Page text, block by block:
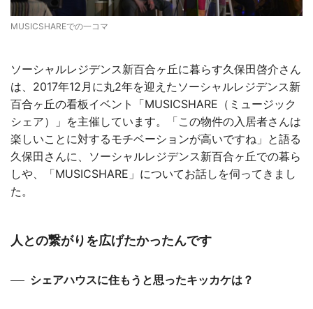
MUSICSHAREでの一コマ
ソーシャルレジデンス新百合ヶ丘に暮らす久保田啓介さん
は、2017年12月に丸2年を迎えたソーシャルレジデンス新
百合ヶ丘の看板イベント「MUSICSHARE（ミュージック
シェア）」を主催しています。「この物件の入居者さんは
楽しいことに対するモチベーションが高いですね」と語る
久保田さんに、ソーシャルレジデンス新百合ヶ丘での暮ら
しや、「MUSICSHARE」についてお話しを伺ってきまし
た。
人との繋がりを広げたかったんです
シェアハウスに住もうと思ったキッカケは？